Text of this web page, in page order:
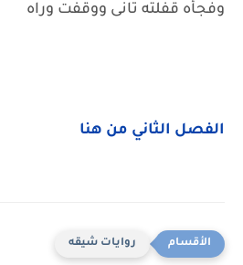
وفجأه قفلته تانى ووقفت وراه
الفصل الثاني من هنا
روايات شيقه